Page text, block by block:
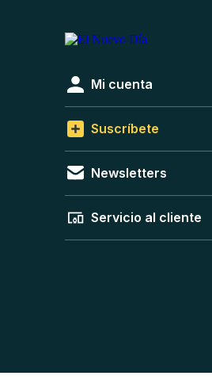
Mi cuenta
Suscríbete
Newsletters
Servicio al cliente